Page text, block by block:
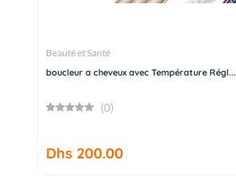
Beauté et Santé
boucleur a cheveux avec Température Régl...
(0)
Dhs 200.00